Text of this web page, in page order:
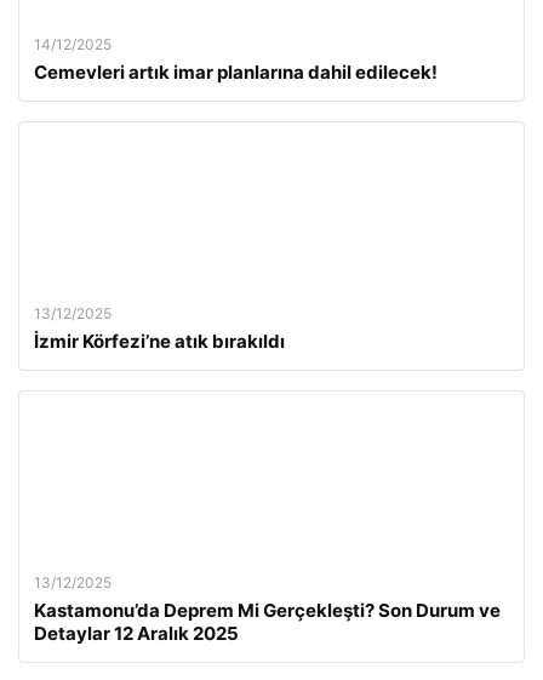
14/12/2025
Cemevleri artık imar planlarına dahil edilecek!
13/12/2025
İzmir Körfezi’ne atık bırakıldı
13/12/2025
Kastamonu’da Deprem Mi Gerçekleşti? Son Durum ve
Detaylar 12 Aralık 2025